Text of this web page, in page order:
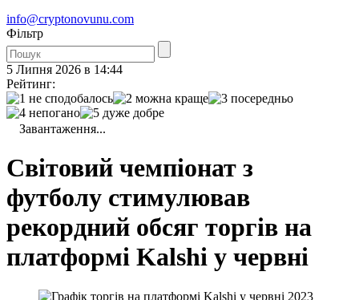
info@cryptonovunu.com
Фiльтр
5 Липня 2026 в 14:44
Рейтинг:
Завантаження...
Світовий чемпіонат з
футболу стимулював
рекордний обсяг торгів на
платформі Kalshi у червні